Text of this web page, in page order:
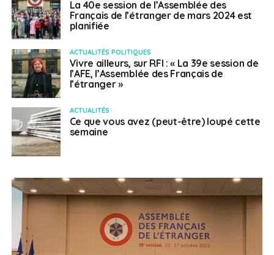
La 40e session de l’Assemblée des
Français de l’étranger de mars 2024 est
planifiée
ACTUALITÉS POLITIQUES
Vivre ailleurs, sur RFI : « La 39e session de
l’AFE, l’Assemblée des Français de
l’étranger »
ACTUALITÉS
Ce que vous avez (peut-être) loupé cette
semaine